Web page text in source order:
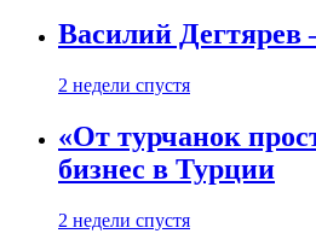
Василий
2 недели спустя
«От турчанок
бизнес в Турции
2 недели спустя